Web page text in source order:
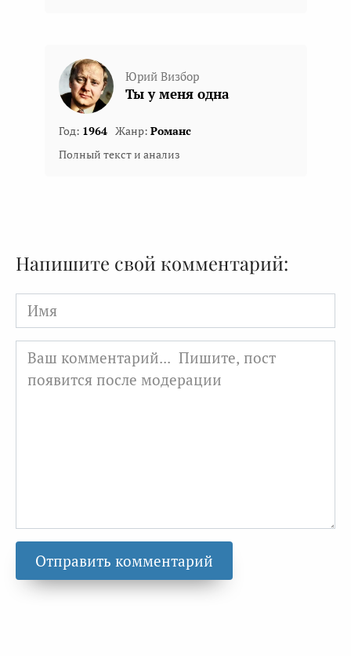
Юрий Визбор
Ты у меня одна
Год: 1964 Жанр: Романс
Полный текст и анализ
Напишите свой комментарий:
Имя